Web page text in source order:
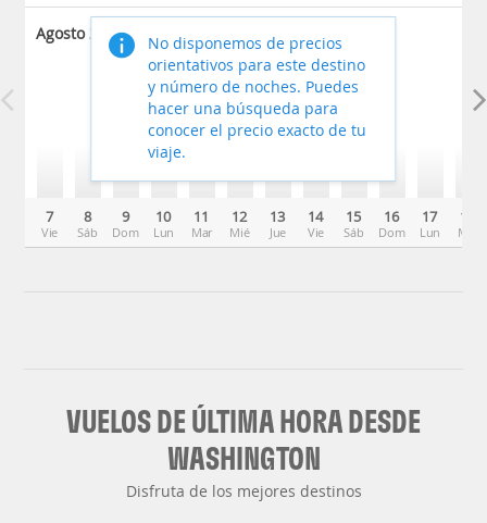
Agosto 2026
7
Vie
8
Sáb
9
Dom
10
Lun
11
Mar
12
Mié
13
Jue
14
Vie
15
Sáb
16
Dom
17
Lun
18
Mar
No disponemos de precios
orientativos para este destino
y número de noches. Puedes
hacer una búsqueda para
conocer el precio exacto de tu
viaje.
VUELOS DE ÚLTIMA HORA DESDE
WASHINGTON
Disfruta de los mejores destinos